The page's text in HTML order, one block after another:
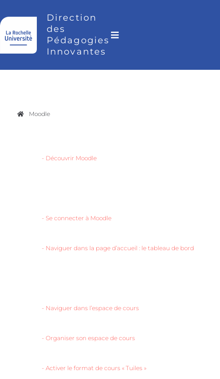
Direction
des
Pédagogies
Innovantes
Moodle
- Découvrir Moodle
- Se connecter à Moodle
- Naviguer dans la page d’accueil : le tableau de bord
- Naviguer dans l’espace de cours
- Organiser son espace de cours
- Activer le format de cours « Tuiles »